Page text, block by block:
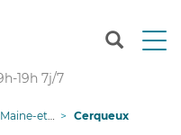
T
19h 7j/7
Maine-et-Loire Cerqueux